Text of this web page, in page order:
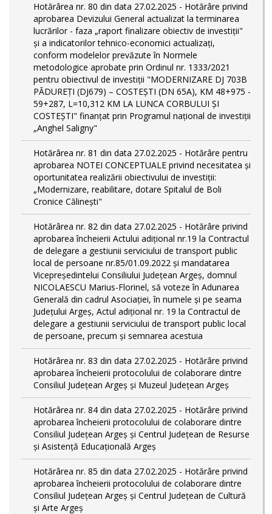
Hotărârea nr. 80 din data 27.02.2025 - Hotărâre privind
aprobarea Devizului General actualizat la terminarea
lucrărilor - faza „raport finalizare obiectiv de investiţii"
și a indicatorilor tehnico-economici actualizați,
conform modelelor prevăzute în Normele
metodologice aprobate prin Ordinul nr. 1333/2021
pentru obiectivul de investiții "MODERNIZARE DJ 703B
PĂDUREȚI (DJ679) – COSTEȘTI (DN 65A), KM 48+975 -
59+287, L=10,312 KM LA LUNCA CORBULUI ȘI
COSTEȘTI" finanțat prin Programul național de investiții
„Anghel Saligny"
Hotărârea nr. 81 din data 27.02.2025 - Hotărâre pentru
aprobarea NOTEI CONCEPTUALE privind necesitatea și
oportunitatea realizării obiectivului de investiții:
„Modernizare, reabilitare, dotare Spitalul de Boli
Cronice Călinești"
Hotărârea nr. 82 din data 27.02.2025 - Hotărâre privind
aprobarea încheierii Actului adițional nr.19 la Contractul
de delegare a gestiunii serviciului de transport public
local de persoane nr.85/01.09.2022 și mandatarea
Vicepreședintelui Consiliului Județean Argeș, domnul
NICOLAESCU Marius-Florinel, să voteze în Adunarea
Generală din cadrul Asociației, în numele și pe seama
Județului Argeș, Actul adițional nr. 19 la Contractul de
delegare a gestiunii serviciului de transport public local
de persoane, precum și semnarea acestuia
Hotărârea nr. 83 din data 27.02.2025 - Hotărâre privind
aprobarea încheierii protocolului de colaborare dintre
Consiliul Județean Argeș și Muzeul Județean Argeș
Hotărârea nr. 84 din data 27.02.2025 - Hotărâre privind
aprobarea încheierii protocolului de colaborare dintre
Consiliul Județean Argeș și Centrul Județean de Resurse
și Asistență Educațională Argeș
Hotărârea nr. 85 din data 27.02.2025 - Hotărâre privind
aprobarea încheierii protocolului de colaborare dintre
Consiliul Județean Argeș și Centrul Județean de Cultură
și Arte Argeș